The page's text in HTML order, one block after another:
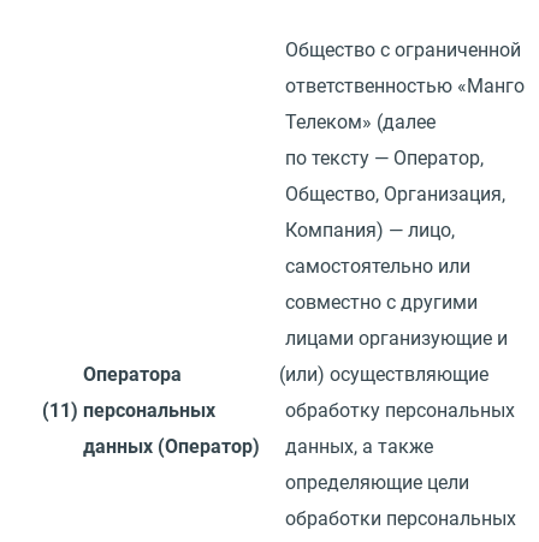
(11)
Оператора
персональных
данных (Оператор)
Общество с ограниченной
ответственностью «Манго
Телеком» (далее
по тексту — Оператор,
Общество, Организация,
Компания) — лицо,
самостоятельно или
совместно с другими
лицами организующие и
(или) осуществляющие
обработку персональных
данных, а также
определяющие цели
обработки персональных